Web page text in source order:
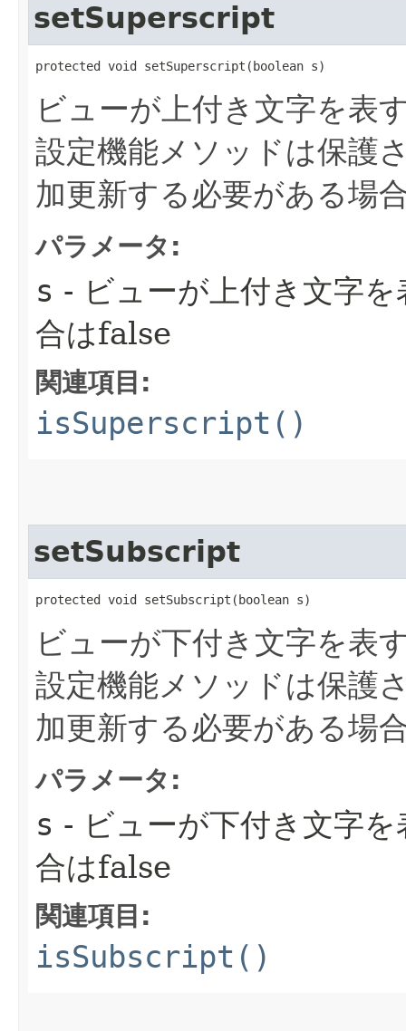
setSuperscript
protected void setSuperscript​(boolean s)
ビューが上付き文字を表
設定機能メソッドは保護
加更新する必要がある場
パラメータ:
s - ビューが上付き文字
合はfalse
関連項目:
isSuperscript()
setSubscript
protected void setSubscript​(boolean s)
ビューが下付き文字を表
設定機能メソッドは保護
加更新する必要がある場
パラメータ:
s - ビューが下付き文字
合はfalse
関連項目:
isSubscript()